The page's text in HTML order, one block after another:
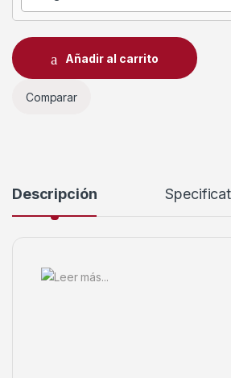
Añadir al carrito
Comparar
Descripción